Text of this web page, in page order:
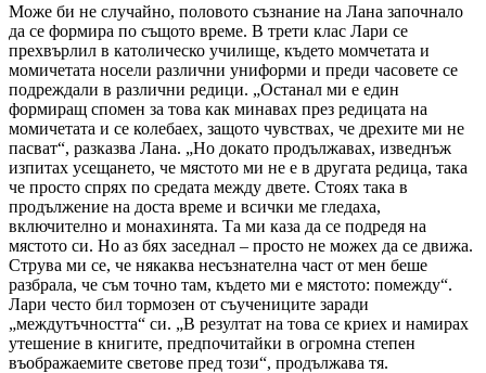
Може би не случайно, половото съзнание на Лана започнало
да се формира по същото време. В трети клас Лари се
прехвърлил в католическо училище, където момчетата и
момичетата носели различни униформи и преди часовете се
подреждали в различни редици. „Останал ми е един
формиращ спомен за това как минавах през редицата на
момичетата и се колебаех, защото чувствах, че дрехите ми не
пасват“, разказва Лана. „Но докато продължавах, изведнъж
изпитах усещането, че мястото ми не е в другата редица, така
че просто спрях по средата между двете. Стоях така в
продължение на доста време и всички ме гледаха,
включително и монахинята. Та ми каза да се подредя на
мястото си. Но аз бях заседнал – просто не можех да се движа.
Струва ми се, че някаква несъзнателна част от мен беше
разбрала, че съм точно там, където ми е мястото: помежду“.
Лари често бил тормозен от съучениците заради
„междутъчността“ си. „В резултат на това се криех и намирах
утешение в книгите, предпочитайки в огромна степен
въображаемите светове пред този“, продължава тя.